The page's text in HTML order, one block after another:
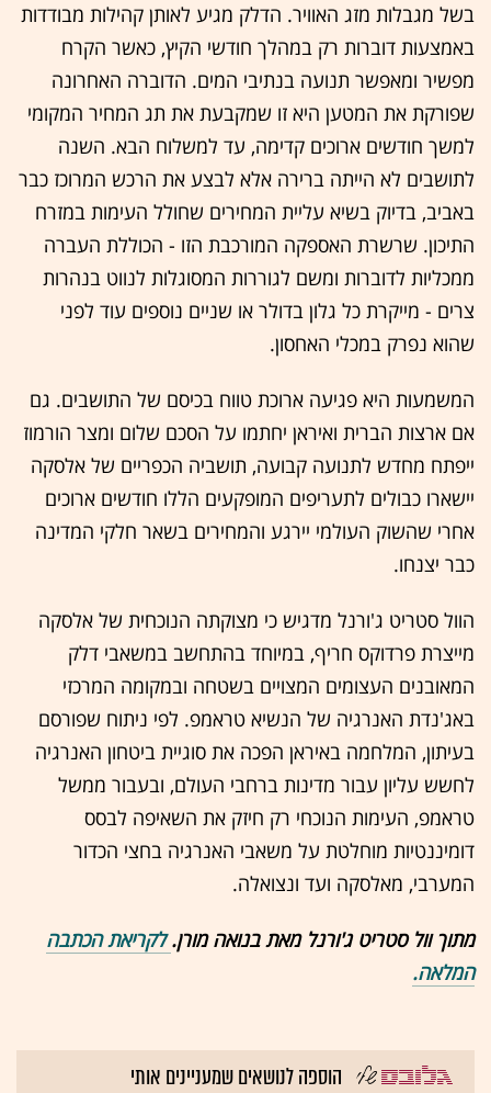
בשל מגבלות מזג האוויר. הדלק מגיע לאותן קהילות מבודדות
באמצעות דוברות רק במהלך חודשי הקיץ, כאשר הקרח
מפשיר ומאפשר תנועה בנתיבי המים. הדוברה האחרונה
שפורקת את המטען היא זו שמקבעת את תג המחיר המקומי
למשך חודשים ארוכים קדימה, עד למשלוח הבא. השנה
לתושבים לא הייתה ברירה אלא לבצע את הרכש המרוכז כבר
באביב, בדיוק בשיא עליית המחירים שחולל העימות במזרח
התיכון. שרשרת האספקה המורכבת הזו - הכוללת העברה
ממכליות לדוברות ומשם לגוררות המסוגלות לנווט בנהרות
צרים - מייקרת כל גלון בדולר או שניים נוספים עוד לפני
שהוא נפרק במכלי האחסון.
המשמעות היא פגיעה ארוכת טווח בכיסם של התושבים. גם
אם ארצות הברית ואיראן יחתמו על הסכם שלום ומצר הורמוז
ייפתח מחדש לתנועה קבועה, תושביה הכפריים של אלסקה
יישארו כבולים לתעריפים המופקעים הללו חודשים ארוכים
אחרי שהשוק העולמי יירגע והמחירים בשאר חלקי המדינה
כבר יצנחו.
הוול סטריט ג'ורנל מדגיש כי מצוקתה הנוכחית של אלסקה
מייצרת פרדוקס חריף, במיוחד בהתחשב במשאבי דלק
המאובנים העצומים המצויים בשטחה ובמקומה המרכזי
באג'נדת האנרגיה של הנשיא טראמפ. לפי ניתוח שפורסם
בעיתון, המלחמה באיראן הפכה את סוגיית ביטחון האנרגיה
לחשש עליון עבור מדינות ברחבי העולם, ובעבור ממשל
טראמפ, העימות הנוכחי רק חיזק את השאיפה לבסס
דומיננטיות מוחלטת על משאבי האנרגיה בחצי הכדור
המערבי, מאלסקה ועד ונצואלה.
מתוך וול סטריט ג'ורנל מאת בנואה מורן.לקריאת הכתבה
המלאה.
הוספה לנושאים שמעניינים אותי